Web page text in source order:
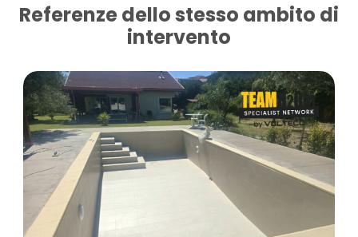
Referenze dello stesso ambito di
intervento